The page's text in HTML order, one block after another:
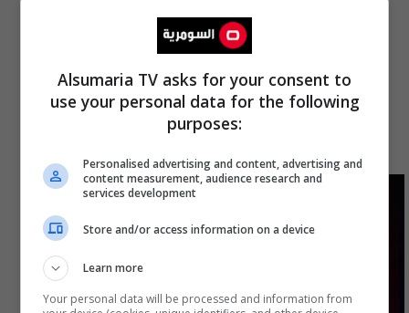
اخترنا لك
Alsumaria TV asks for your consent to
use your personal data for the following
purposes:
Personalised advertising and content, advertising and
content measurement, audience research and
services development
Store and/or access information on a device
Learn more
Your personal data will be processed and information from